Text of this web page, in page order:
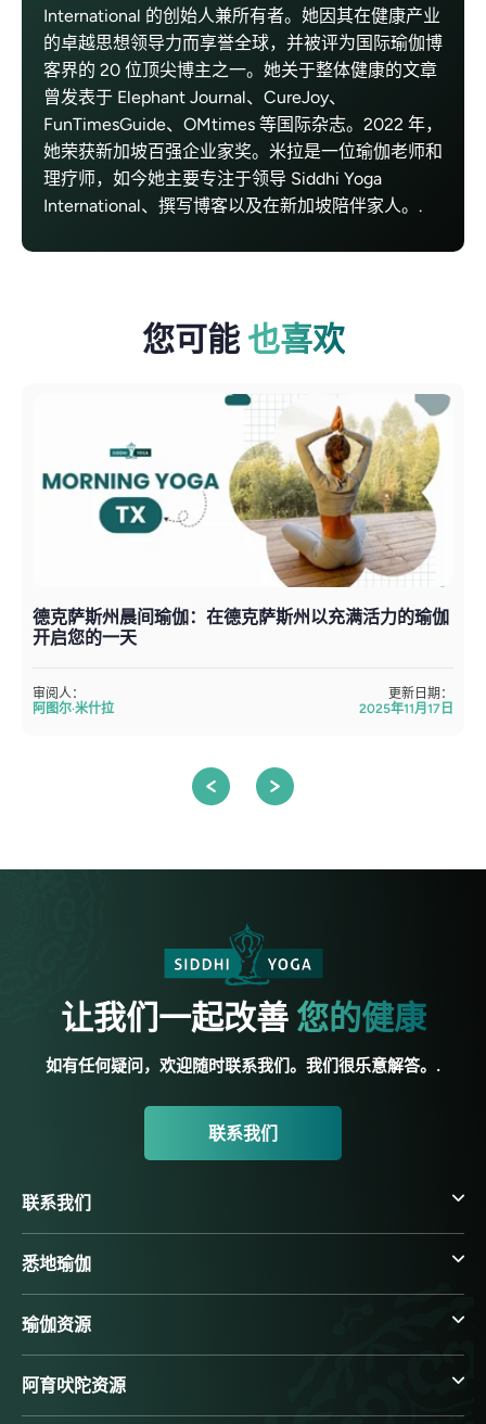
International 的创始人兼所有者。她因其在健康产业
的卓越思想领导力而享誉全球，并被评为国际瑜伽博
客界的 20 位顶尖博主之一。她关于整体健康的文章
曾发表于 Elephant Journal、CureJoy、
FunTimesGuide、OMtimes 等国际杂志。2022 年，
她荣获新加坡百强企业家奖。米拉是一位瑜伽老师和
理疗师，如今她主要专注于领导 Siddhi Yoga
International、撰写博客以及在新加坡陪伴家人。.
您可能 也喜欢
德克萨斯州晨间瑜伽：在德克萨斯州以充满活力的瑜伽
开启您的一天
审阅人：
阿图尔·米什拉
更新日期：
2025年11月17日
让我们一起改善 您的健康
如有任何疑问，欢迎随时联系我们。我们很乐意解答。.
联系我们
联系我们
悉地瑜伽
瑜伽资源
阿育吠陀资源